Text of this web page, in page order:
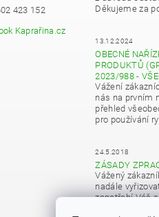
423 152
Kaprařina.cz
Děkujeme za
13.12.2024
OBECNÉ
PRODUKTŮ
2023/988 -
Vážení
nás na prvním
přehled
pro používání
24.5.2018
ZÁSADY
Vážený
nadále
zapotřebí Váš